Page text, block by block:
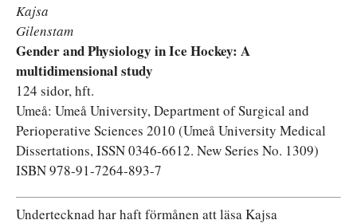
Kajsa
Gilenstam
Gender and Physiology in Ice Hockey: A
multidimensional study
124 sidor, hft.
Umeå: Umeå University, Department of Surgical and
Perioperative Sciences 2010 (Umeå University Medical
Dissertations, ISSN 0346-6612. New Series No. 1309)
ISBN 978-91-7264-893-7
Undertecknad har haft förmånen att läsa Kajsa